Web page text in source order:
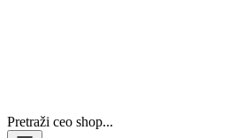
Pretraži ceo shop...